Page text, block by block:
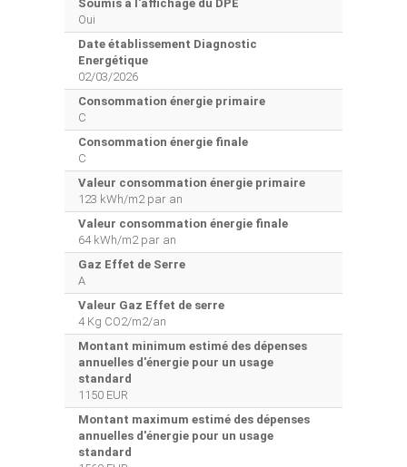
Soumis à l'affichage du DPE
Oui
Date établissement Diagnostic
Energétique
02/03/2026
Consommation énergie primaire
C
Consommation énergie finale
C
Valeur consommation énergie primaire
123 kWh/m2 par an
Valeur consommation énergie finale
64 kWh/m2 par an
Gaz Effet de Serre
A
Valeur Gaz Effet de serre
4 Kg CO2/m2/an
Montant minimum estimé des dépenses
annuelles d'énergie pour un usage
standard
1150 EUR
Montant maximum estimé des dépenses
annuelles d'énergie pour un usage
standard